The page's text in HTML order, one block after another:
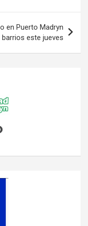
en Puerto Madryn
este jueves